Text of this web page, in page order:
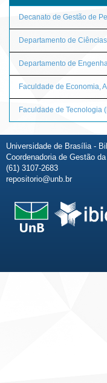
Decanato de Gestão de
Departamento de Ciências
Departamento de
Faculdade de Economia,
Faculdade de Tecnologia
Universidade de Brasília -
Coordenadoria de Gestão
(61) 3107-2683
repositorio@unb.br